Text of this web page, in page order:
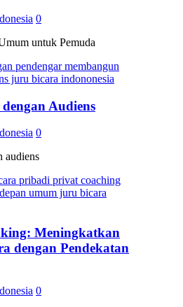
0
untuk Pemuda
Audiens
0
audiens
Meningkatkan
dengan Pendekatan
0